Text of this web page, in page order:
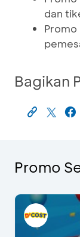
dan
Bagikan
Promo